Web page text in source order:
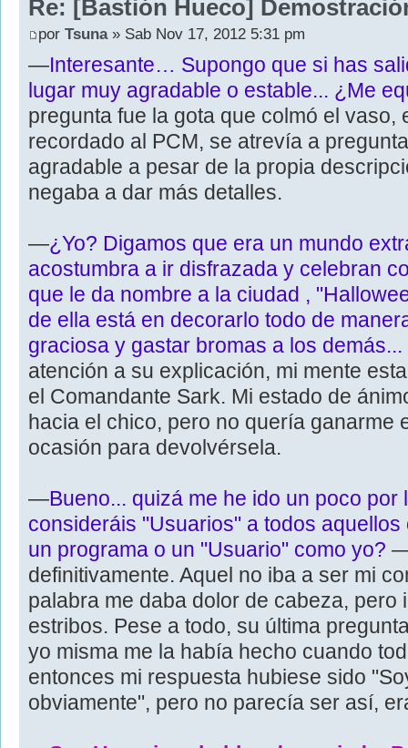
Re: [Bastión Hueco]
por Tsuna» Sab Nov 17, 2012 5:31 pm
— Interesante… Supongo que si has
lugar muy agradable o estable... ¿Me
pregunta fue la gota que colmó el vaso,
recordado al PCM, se atrevía a
agradable a pesar de la propia
negaba a dar más detalles.
—¿Yo? Digamos que era un mundo
acostumbra a ir disfrazada y celebran
que le da nombre a la ciudad ,
de ella está en decorarlo todo de
graciosa y gastar bromas a los demás...
atención a su explicación, mi mente
el Comandante Sark. Mi estado de
hacia el chico, pero no quería ganarme
ocasión para devolvérsela.
—Bueno... quizá me he ido un poco
consideráis "Usuarios" a todos
un programa o un "Usuario" como yo?
definitivamente. Aquel no iba a ser mi
palabra me daba dolor de cabeza, pero
estribos. Pese a todo, su última
yo misma me la había hecho cuando
entonces mi respuesta hubiese sido
obviamente", pero no parecía ser así,